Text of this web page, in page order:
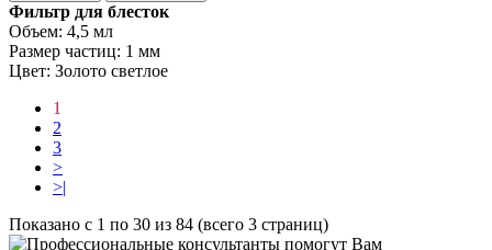
Фильтр для блесток
Объем: 4,5 мл
Размер частиц: 1 мм
Цвет: Золото светлое
1
2
3
>
>|
Показано с 1 по 30 из 84 (всего 3 страниц)